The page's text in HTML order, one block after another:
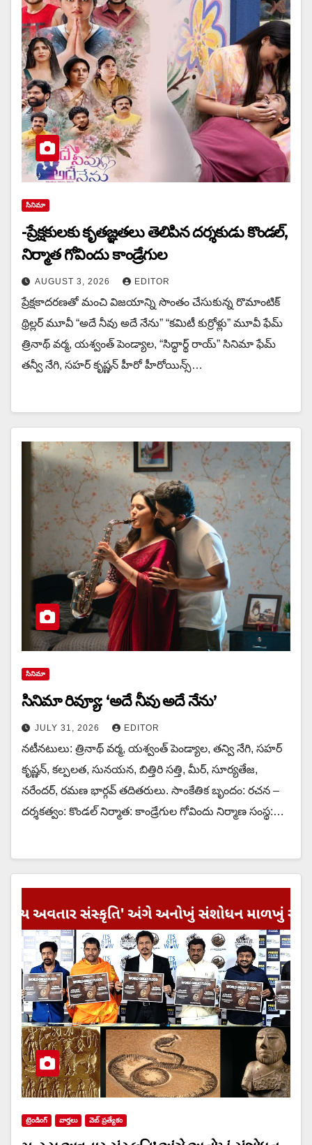
సినిమా
-ప్రేక్షకులకు కృతజ్ఞతలు తెలిపిన దర్శకుడు కొండల్,
నిర్మాత గోవిందు కాండ్రేగుల
AUGUST 3, 2026 EDITOR
ప్రేక్షకాదరణతో మంచి విజయాన్ని సొంతం చేసుకున్న రొమాంటిక్
థ్రిల్లర్ మూవీ “అదే నీవు అదే నేను” “కమిటీ కుర్రోళ్లు” మూవీ ఫేమ్
త్రినాథ్ వర్మ, యశ్వంత్ పెండ్యాల, “సిద్ధార్థ్ రాయ్” సినిమా ఫేమ్
తన్వీ నేగి, సహర్ కృష్ణన్ హీరో హీరోయిన్స్…
సినిమా
సినిమా రివ్యూ: ‘అదే నీవు అదే నేను’
JULY 31, 2026 EDITOR
నటీనటులు: త్రినాథ్ వర్మ, యశ్వంత్ పెండ్యాల, తన్వి నేగి, సహర్
కృష్ణన్, కల్పలత, సునయన, బిత్తిరి సత్తి, మీర్, సూర్యతేజ,
నరేందర్, రమణ భార్గవ్ తదితరులు. సాంకేతిక బృందం: రచన –
దర్శకత్వం: కొండల్ నిర్మాత: కాండ్రేగుల గోవిందు నిర్మాణ సంస్థ:…
ట్రెండింగ్ వార్త‌లు వెబ్ ప్రత్యేకం